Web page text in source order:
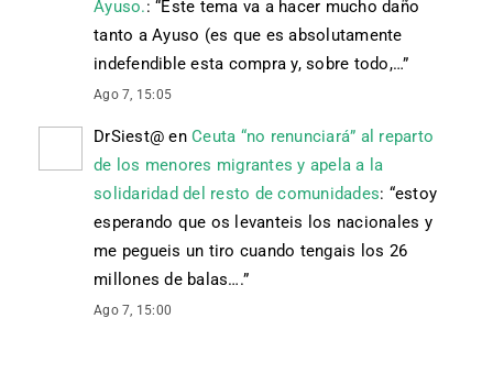
Ayuso.: “Este tema va a hacer mucho daño
tanto a Ayuso (es que es absolutamente
indefendible esta compra y, sobre todo,…”
Ago 7, 15:05
DrSiest@ en Ceuta “no renunciará” al reparto
de los menores migrantes y apela a la
solidaridad del resto de comunidades: “estoy
esperando que os levanteis los nacionales y
me pegueis un tiro cuando tengais los 26
millones de balas….”
Ago 7, 15:00